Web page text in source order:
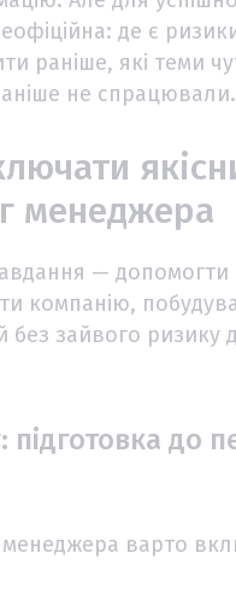
де є
раніше, які теми
не спрацювали.
менеджера
— допомогти
компанію,
без зайвого ризику
підготовка до
варто